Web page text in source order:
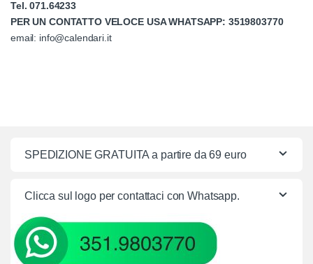
Tel. 071.64233
PER UN CONTATTO VELOCE USA WHATSAPP: 3519803770
email: info@calendari.it
SPEDIZIONE GRATUITA a partire da 69 euro
Clicca sul logo per contattaci con Whatsapp.